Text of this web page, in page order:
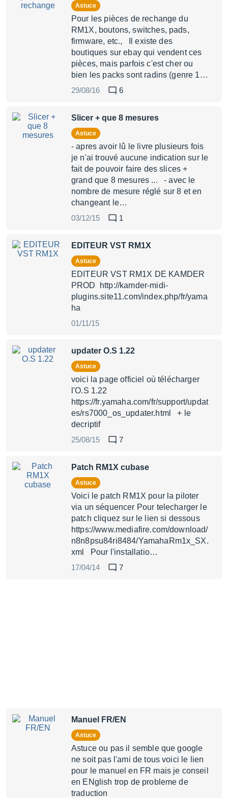
Astuce
Pour les pièces de rechange du
RM1X, boutons, switches, pads,
firmware, etc., Il existe des
boutiques sur ebay qui vendent ces
pièces, mais parfois c'est cher ou
bien les packs sont radins (genre 1…
29/08/16
6
Slicer + que 8 mesures
Astuce
- apres avoir lû le livre plusieurs fois
je n'ai trouvé aucune indication sur le
fait de pouvoir faire des slices +
grand que 8 mesures ... - avec le
nombre de mesure réglé sur 8 et en
changeant le…
03/12/15
1
EDITEUR VST RM1X
Astuce
EDITEUR VST RM1X DE KAMDER
PROD http://kamder-midi-
plugins.site11.com/index.php/fr/yama
ha
01/11/15
updater O.S 1.22
Astuce
voici la page officiel où télécharger
l'O.S 1.22
https://fr.yamaha.com/fr/support/updat
es/rs7000_os_updater.html + le
decriptif
25/08/15
7
Patch RM1X cubase
Astuce
Voici le patch RM1X pour la piloter
via un séquencer Pour telecharger le
patch cliquez sur le lien si dessous
https://www.mediafire.com/download/
n8n8psu84ri8484/YamahaRm1x_SX.
xml Pour l'installatio…
17/04/14
7
Manuel FR/EN
Astuce
Astuce ou pas il semble que google
ne soit pas l'ami de tous voici le lien
pour le manuel en FR mais je conseil
en ENglish trop de probleme de
traduction